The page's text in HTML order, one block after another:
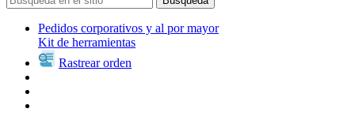
Pedidos corporativos y al por mayor
Kit de herramientas
Rastrear orden